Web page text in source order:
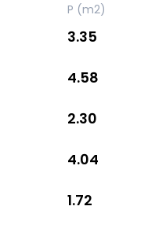
P (m2)
3.35
4.58
2.30
4.04
1.72